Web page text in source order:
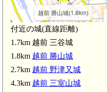
勝山駅(2.6km)
越前 勝山城(1.8km)
付近の城(直線距離)
1.7km 越前 三谷城
1.8km 越前 勝山城
2.7km 越前 野津又城
4.3km 越前 三室山城